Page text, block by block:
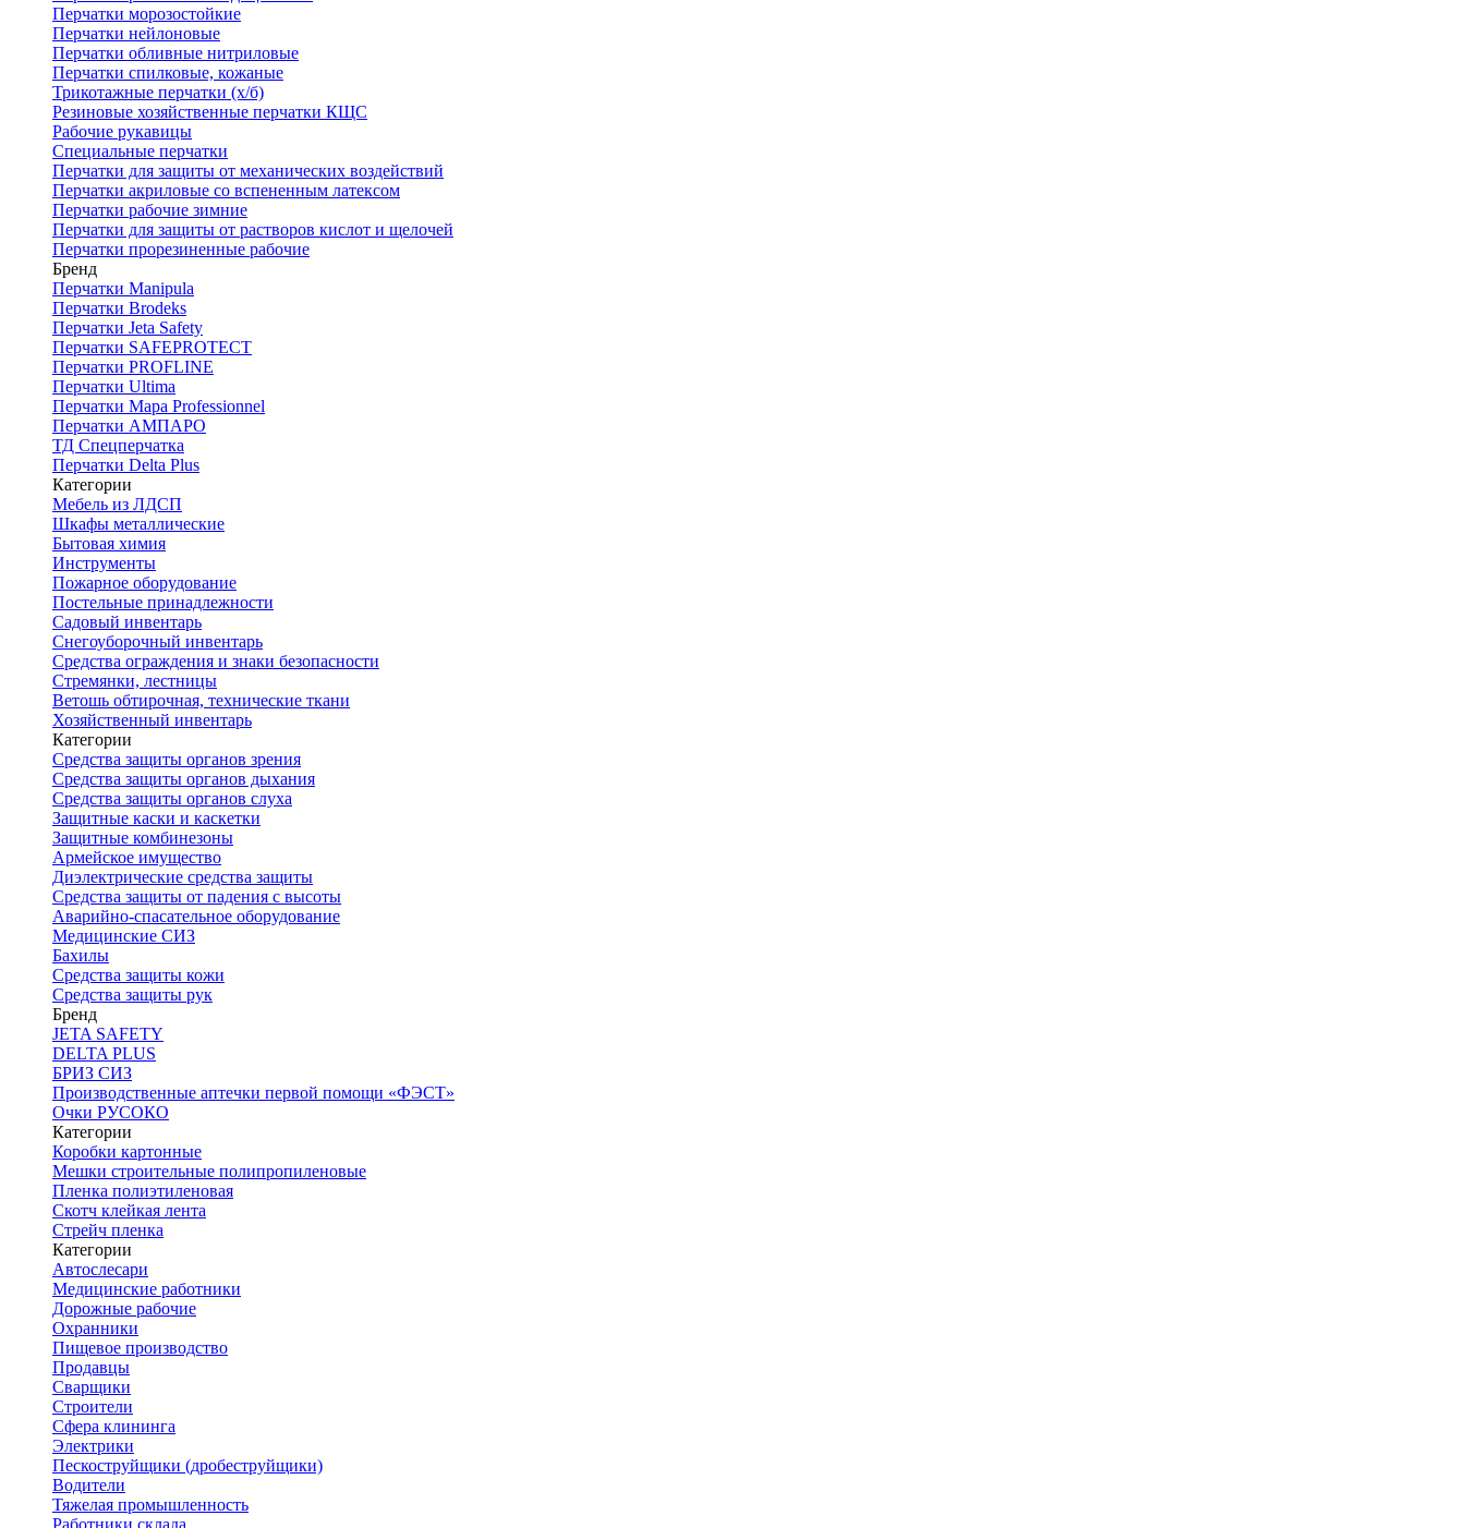
Перчатки морозостойкие
Перчатки нейлоновые
Перчатки обливные нитриловые
Перчатки спилковые, кожаные
Трикотажные перчатки (х/б)
Резиновые хозяйственные перчатки КЩС
Рабочие рукавицы
Специальные перчатки
Перчатки для защиты от механических воздействий
Перчатки акриловые со вспененным латексом
Перчатки рабочие зимние
Перчатки для защиты от растворов кислот и щелочей
Перчатки прорезиненные рабочие
Бренд
Перчатки Manipula
Перчатки Brodeks
Перчатки Jeta Safety
Перчатки SAFEPROTECT
Перчатки PROFLINE
Перчатки Ultima
Перчатки Мара Professionnel
Перчатки АМПАРО
ТД Спецперчатка
Перчатки Delta Plus
Категории
Мебель из ЛДСП
Шкафы металлические
Бытовая химия
Инструменты
Пожарное оборудование
Постельные принадлежности
Садовый инвентарь
Снегоуборочный инвентарь
Средства ограждения и знаки безопасности
Стремянки, лестницы
Ветошь обтирочная, технические ткани
Хозяйственный инвентарь
Категории
Средства защиты органов зрения
Средства защиты органов дыхания
Средства защиты органов слуха
Защитные каски и каскетки
Защитные комбинезоны
Армейское имущество
Диэлектрические средства защиты
Средства защиты от падения с высоты
Аварийно-спасательное оборудование
Медицинские СИЗ
Бахилы
Средства защиты кожи
Средства защиты рук
Бренд
JETA SAFETY
DELTA PLUS
БРИЗ СИЗ
Производственные аптечки первой помощи «ФЭСТ»
Очки РУСОКО
Категории
Коробки картонные
Мешки строительные полипропиленовые
Пленка полиэтиленовая
Скотч клейкая лента
Стрейч пленка
Категории
Автослесари
Медицинские работники
Дорожные рабочие
Охранники
Пищевое производство
Продавцы
Сварщики
Строители
Сфера клининга
Электрики
Пескоструйщики (дробеструйщики)
Водители
Тяжелая промышленность
Работники склада